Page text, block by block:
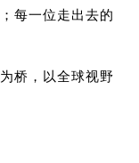
每一位走出去的
桥，以全球视野